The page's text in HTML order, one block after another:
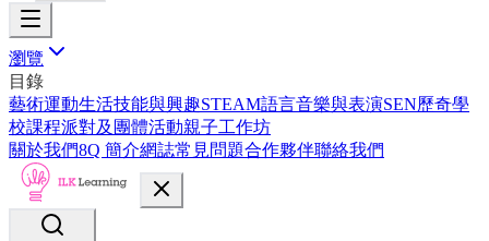
瀏覽
目錄
藝術運動生活技能與興趣STEAM語言音樂與表演SEN歷奇學
校課程派對及團體活動親子工作坊
關於我們8Q 簡介網誌常見問題合作夥伴聯絡我們